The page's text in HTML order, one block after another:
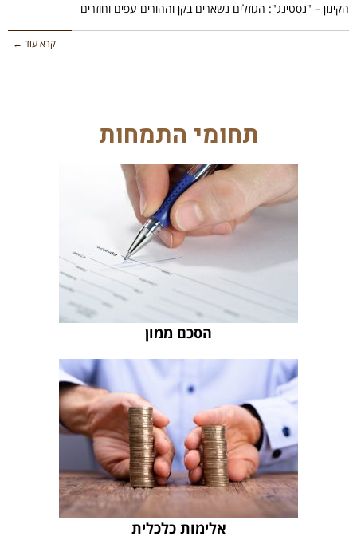
הקינון – "נסטינג": הגוזלים נשארים בקן וההורים עפים וחוזרים
קרא עוד ←
תחומי התמחות
הסכם ממון
אלימות כלכלית